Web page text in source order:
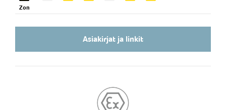
Zon
Asiakirjat ja linkit